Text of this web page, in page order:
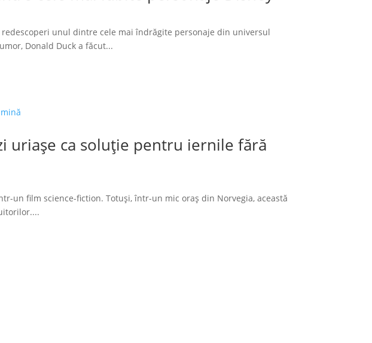
unul dintre cele mai îndrăgite personaje din universul
Donald Duck a făcut...
uriașe ca soluție pentru iernile fără
un film science-fiction. Totuși, într-un mic oraș din Norvegia, această